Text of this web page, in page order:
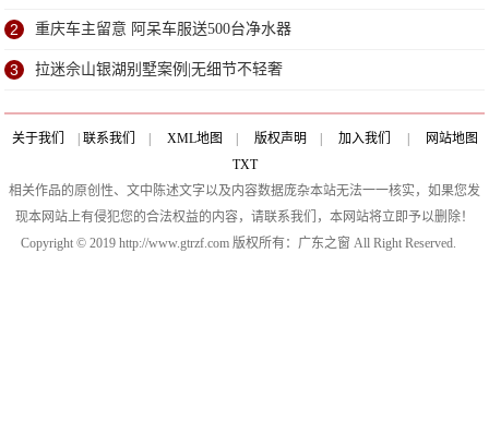
2 重庆车主留意 阿呆车服送500台净水器
3 拉迷佘山银湖别墅案例|无细节不轻奢
关于我们 联系我们 XML地图 版权声明 加入我们
网站地图
TXT
相关作品的原创性、文中陈述文字以及内容数据庞杂本站无法一一核实，如果您发
现本网站上有侵犯您的合法权益的内容，请联系我们，本网站将立即予以删除！
Copyright © 2019 http://www.gtrzf.com 版权所有：广东之窗 All Right Reserved.